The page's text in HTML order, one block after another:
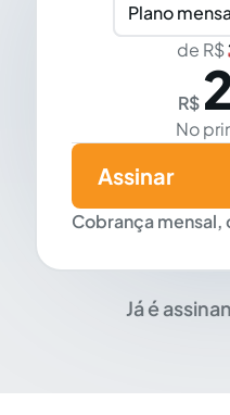
Plano
de R$
R$
No
Cobrança
Assinar
Já é